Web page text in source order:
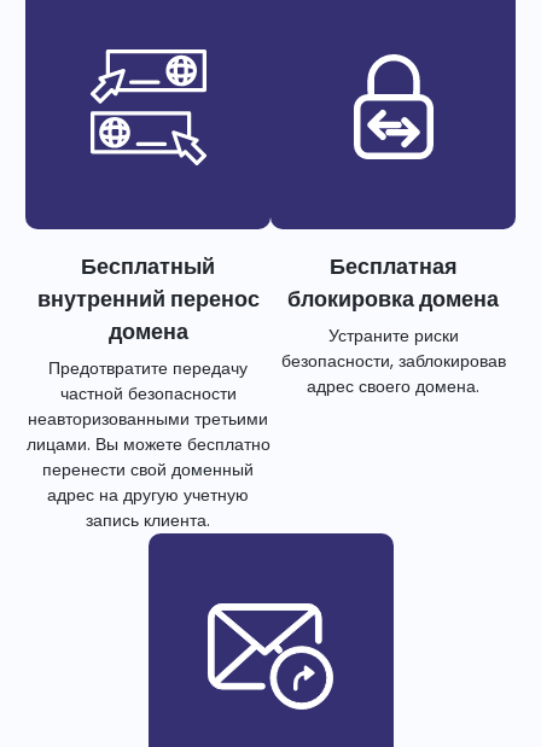
Бесплатный
внутренний перенос
домена
Предотвратите передачу
частной безопасности
неавторизованными третьими
лицами. Вы можете бесплатно
перенести свой доменный
адрес на другую учетную
запись клиента.
Бесплатная
блокировка домена
Устраните риски
безопасности, заблокировав
адрес своего домена.